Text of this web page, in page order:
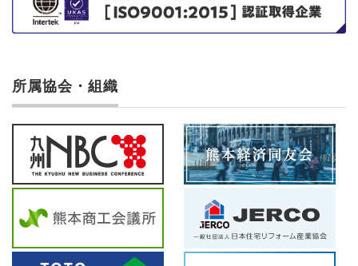
所属協会・組織